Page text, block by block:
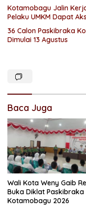
Kotamobagu Jalin
Pelaku UMKM Dapat
36 Calon Paskibraka
Dimulai 13 Agustus
Baca Juga
Wali Kota Weny Gaib
Buka Diklat Paskibraka
Kotamobagu 2026